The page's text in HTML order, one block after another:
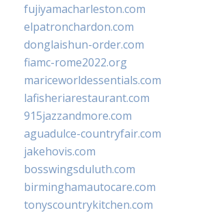
fujiyamacharleston.com
elpatronchardon.com
donglaishun-order.com
fiamc-rome2022.org
mariceworldessentials.com
lafisheriarestaurant.com
915jazzandmore.com
aguadulce-countryfair.com
jakehovis.com
bosswingsduluth.com
birminghamautocare.com
tonyscountrykitchen.com